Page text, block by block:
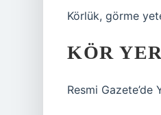
Körlük, görme
KÖR
Resmi Gazete’de